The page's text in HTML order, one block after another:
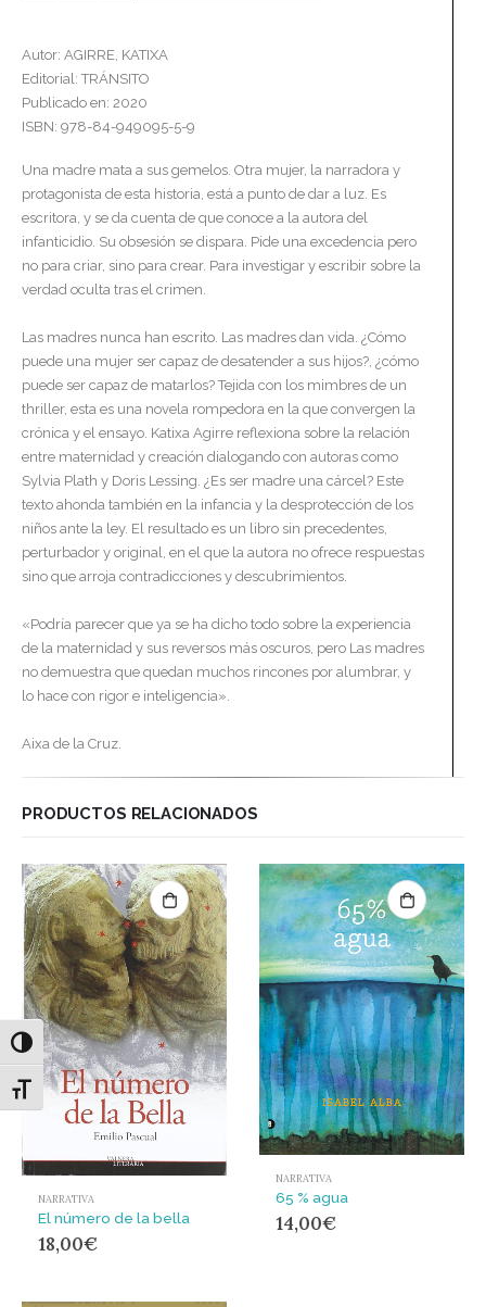
Alternar alto contraste
Alternar tamaño de letra
Autor: AGIRRE, KATIXA
Editorial: TRÁNSITO
Publicado en: 2020
ISBN: 978-84-949095-5-9
Una madre mata a sus gemelos. Otra mujer, la narradora y
protagonista de esta historia, está a punto de dar a luz. Es
escritora, y se da cuenta de que conoce a la autora del
infanticidio. Su obsesión se dispara. Pide una excedencia pero
no para criar, sino para crear. Para investigar y escribir sobre la
verdad oculta tras el crimen.
Las madres nunca han escrito. Las madres dan vida. ¿Cómo
puede una mujer ser capaz de desatender a sus hijos?, ¿cómo
puede ser capaz de matarlos? Tejida con los mimbres de un
thriller, esta es una novela rompedora en la que convergen la
crónica y el ensayo. Katixa Agirre reflexiona sobre la relación
entre maternidad y creación dialogando con autoras como
Sylvia Plath y Doris Lessing. ¿Es ser madre una cárcel? Este
texto ahonda también en la infancia y la desprotección de los
niños ante la ley. El resultado es un libro sin precedentes,
perturbador y original, en el que la autora no ofrece respuestas
sino que arroja contradicciones y descubrimientos.
«Podría parecer que ya se ha dicho todo sobre la experiencia
de la maternidad y sus reversos más oscuros, pero Las madres
no demuestra que quedan muchos rincones por alumbrar, y
lo hace con rigor e inteligencia».
Aixa de la Cruz.
PRODUCTOS RELACIONADOS
NARRATIVA
El número de la bella
18,00€
NARRATIVA
65 % agua
14,00€